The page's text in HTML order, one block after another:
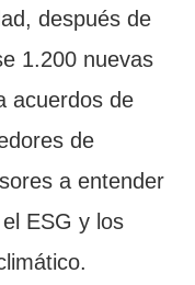
después de
1.200 nuevas
acuerdos de
de
a entender
ESG y los